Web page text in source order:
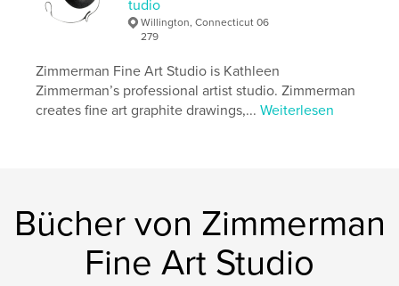
tudio
Willington, Connecticut 06
279
Zimmerman Fine Art Studio is Kathleen
Zimmerman’s professional artist studio. Zimmerman
creates fine art graphite drawings,...Weiterlesen
Bücher von Zimmerman
Fine Art Studio